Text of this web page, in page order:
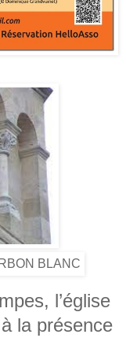
l’église
la présence